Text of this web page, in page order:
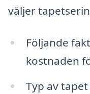
väljer
Följande
kostnaden
Typ av